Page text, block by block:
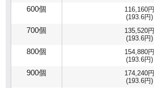
600個
116,160円
(193.6円)
700個
135,520円
(193.6円)
800個
154,880円
(193.6円)
900個
174,240円
(193.6円)